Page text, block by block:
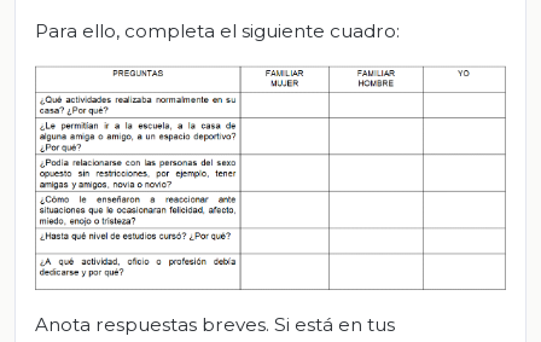
Para ello, completa el siguiente cuadro:
Anota respuestas breves. Si está en tus